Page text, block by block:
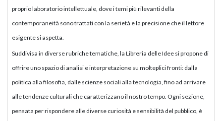
proprio laboratorio intellettuale, dove i temi più rilevanti della
contemporaneità sono trattati con la serietà e la precisione che il lettore
esigente si aspetta.
Suddivisa in diverse rubriche tematiche, la Libreria delle Idee si propone di
offrire uno spazio di analisi e interpretazione su molteplici fronti: dalla
politica alla filosofia, dalle scienze sociali alla tecnologia, fino ad arrivare
alle tendenze culturali che caratterizzano il nostro tempo. Ogni sezione,
pensata per rispondere alle diverse curiosità e sensibilità del pubblico, è